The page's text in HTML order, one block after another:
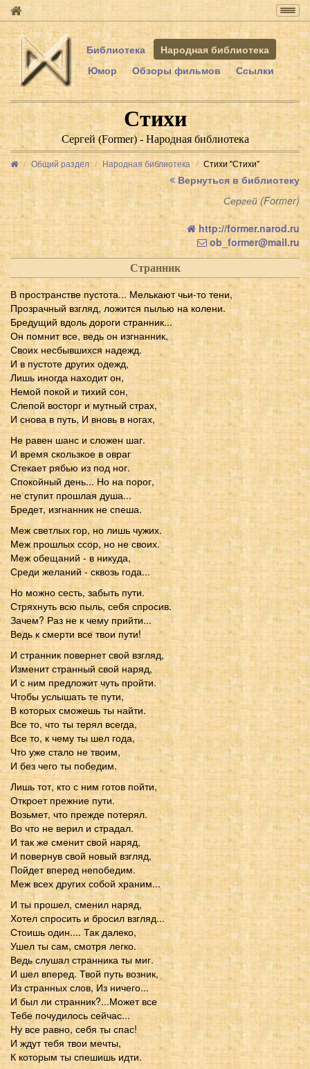
Библиотека
Народная библиотека
Юмор
Обзоры фильмов Ссылки
Стихи
Сергей (Former) - Народная библиотека
Общий раздел Народная библиотека Стихи "Стихи"
Вернуться в библиотеку
Сергей (Former)
http://former.narod.ru
ob_former@mail.ru
Странник
В пространстве пустота... Мелькают чьи-то тени,
Прозрачный взгляд, ложится пылью на колени.
Бредущий вдоль дороги странник...
Он помнит все, ведь он изгнанник,
Своих несбывшихся надежд.
И в пустоте других одежд,
Лишь иногда находит он,
Немой покой и тихий сон,
Слепой восторг и мутный страх,
И снова в путь, И вновь в ногах,
Не равен шанс и сложен шаг.
И время скользкое в овраг
Стекает рябью из под ног.
Спокойный день... Но на порог,
не ступит прошлая душа...
Бредет, изгнанник не спеша.
Меж светлых гор, но лишь чужих.
Меж прошлых ссор, но не своих.
Меж обещаний - в никуда,
Среди желаний - сквозь года...
Но можно сесть, забыть пути.
Стряхнуть всю пыль, себя спросив.
Зачем? Раз не к чему прийти...
Ведь к смерти все твои пути!
И странник повернет свой взгляд,
Изменит странный свой наряд,
И с ним предложит чуть пройти.
Чтобы услышать те пути,
В которых сможешь ты найти.
Все то, что ты терял всегда,
Все то, к чему ты шел года,
Что уже стало не твоим,
И без чего ты победим.
Лишь тот, кто с ним готов пойти,
Откроет прежние пути.
Возьмет, что прежде потерял.
Во что не верил и страдал.
И так же сменит свой наряд,
И повернув свой новый взгляд,
Пойдет вперед непобедим.
Меж всех других собой храним...
И ты прошел, сменил наряд,
Хотел спросить и бросил взгляд...
Стоишь один.... Так далеко,
Ушел ты сам, смотря легко.
Ведь слушал странника ты миг.
И шел вперед. Твой путь возник,
Из странных слов, Из ничего...
И был ли странник?...Может все
Тебе почудилось сейчас...
Ну все равно, себя ты спас!
И ждут тебя твои мечты,
К которым ты спешишь идти.